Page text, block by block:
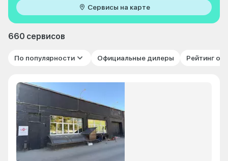
Сервисы на карте
660 сервисов
По популярности Официальные дилеры Рейтинг